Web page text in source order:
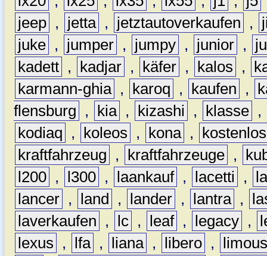
jeep , jetta , jetztautoverkaufen ,
juke , jumper , jumpy , junior ,
kadett , kadjar , käfer , kalos ,
karmann-ghia , karoq , kaufen ,
flensburg
, kia , kizashi , klasse ,
kodiaq
, koleos , kona ,
kostenlos
kraftfahrzeug
, kraftfahrzeuge ,
l200 , l300 , laankauf , lacetti ,
lancer , land , lander , lantra ,
laverkaufen
, lc , leaf , legacy ,
lexus
, lfa , liana , libero ,